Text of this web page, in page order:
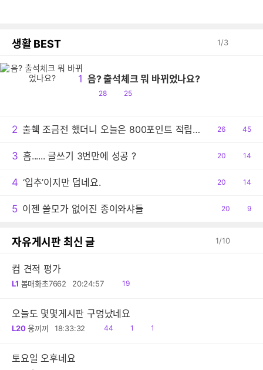
생활 BEST 1/3
1 음? 출석체크 뭐 바뀌었나요?
공
28
댓
25
2 출췍 조금전 했더니 오늘은 800포인트 적립이네요.
공
26
댓
45
3 흠...... 글쓰기 3번만에 성공 ?
공
20
댓
14
4 ‘입추’이지만 덥네요.
공
20
댓
14
5 이젠 쓸모가 없어진 종이와샤들
공
20
댓
9
자유게시판 최신 글 1/10
컴 견적 평가
L1 봄매화초7662 20:24:57
읽
19
오늘도 몇몇게시판 구멍났네요
L20 웅끼끼 18:33:32
읽
44
공1
댓1
토요일 오후네요